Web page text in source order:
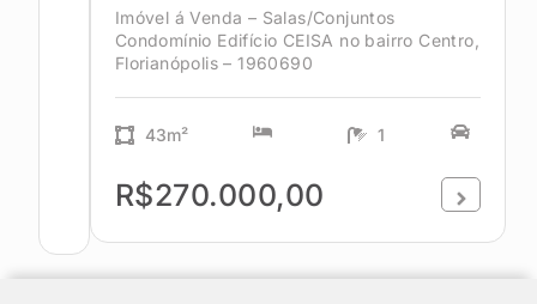
Imóvel á Venda – Salas/Conjuntos
Condomínio Edifício CEISA no bairro Centro,
Florianópolis – 1960690
43m² 1
R$270.000,00